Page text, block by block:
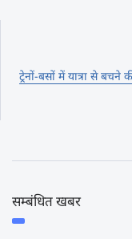
ट्रेनों-बसों में यात्रा से
सम्बंधित खबर